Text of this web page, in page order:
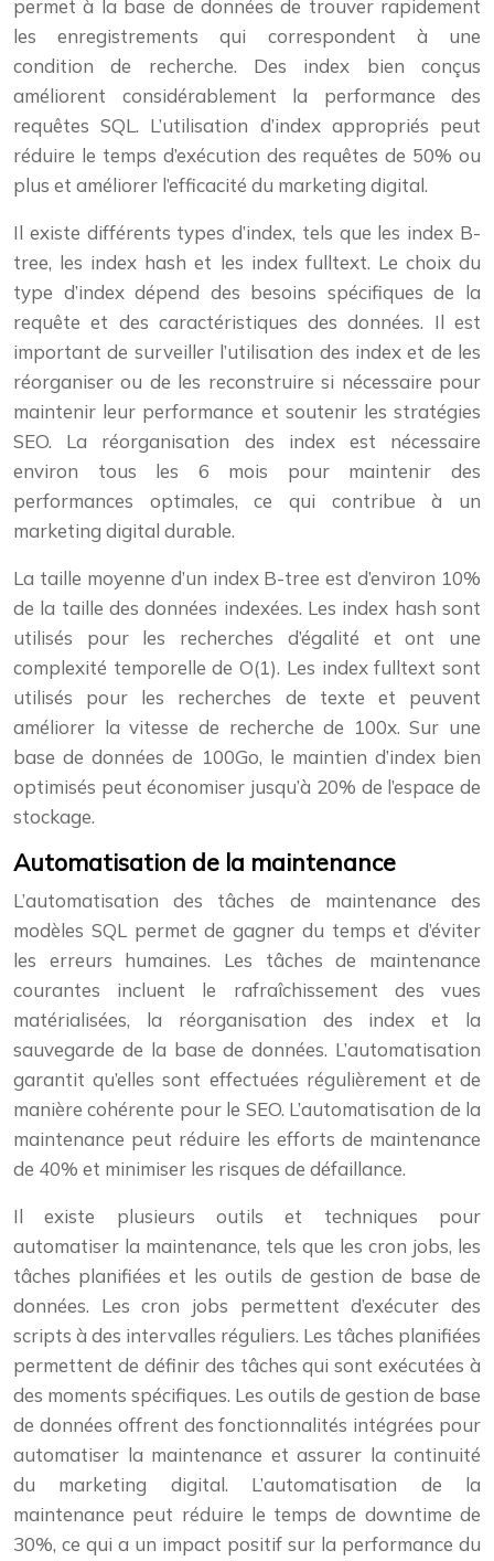
permet à la base de données de trouver rapidement
les enregistrements qui correspondent à une
condition de recherche. Des index bien conçus
améliorent considérablement la performance des
requêtes SQL. L’utilisation d’index appropriés peut
réduire le temps d’exécution des requêtes de 50% ou
plus et améliorer l’efficacité du marketing digital.
Il existe différents types d’index, tels que les index B-
tree, les index hash et les index fulltext. Le choix du
type d’index dépend des besoins spécifiques de la
requête et des caractéristiques des données. Il est
important de surveiller l’utilisation des index et de les
réorganiser ou de les reconstruire si nécessaire pour
maintenir leur performance et soutenir les stratégies
SEO. La réorganisation des index est nécessaire
environ tous les 6 mois pour maintenir des
performances optimales, ce qui contribue à un
marketing digital durable.
La taille moyenne d’un index B-tree est d’environ 10%
de la taille des données indexées. Les index hash sont
utilisés pour les recherches d’égalité et ont une
complexité temporelle de O(1). Les index fulltext sont
utilisés pour les recherches de texte et peuvent
améliorer la vitesse de recherche de 100x. Sur une
base de données de 100Go, le maintien d’index bien
optimisés peut économiser jusqu’à 20% de l’espace de
stockage.
Automatisation de la maintenance
L’automatisation des tâches de maintenance des
modèles SQL permet de gagner du temps et d’éviter
les erreurs humaines. Les tâches de maintenance
courantes incluent le rafraîchissement des vues
matérialisées, la réorganisation des index et la
sauvegarde de la base de données. L’automatisation
garantit qu’elles sont effectuées régulièrement et de
manière cohérente pour le SEO. L’automatisation de la
maintenance peut réduire les efforts de maintenance
de 40% et minimiser les risques de défaillance.
Il existe plusieurs outils et techniques pour
automatiser la maintenance, tels que les cron jobs, les
tâches planifiées et les outils de gestion de base de
données. Les cron jobs permettent d’exécuter des
scripts à des intervalles réguliers. Les tâches planifiées
permettent de définir des tâches qui sont exécutées à
des moments spécifiques. Les outils de gestion de base
de données offrent des fonctionnalités intégrées pour
automatiser la maintenance et assurer la continuité
du marketing digital. L’automatisation de la
maintenance peut réduire le temps de downtime de
30%, ce qui a un impact positif sur la performance du